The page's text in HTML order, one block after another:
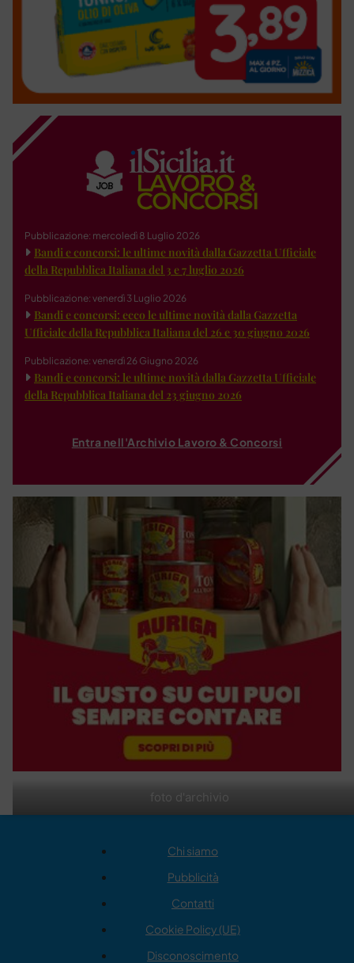
foto d'archivio
Pubblicazione: mercoledì 8 Luglio 2026
Bandi e concorsi: le ultime novità dalla Gazzetta Ufficiale
della Repubblica Italiana del 3 e 7 luglio 2026
Pubblicazione: venerdì 3 Luglio 2026
Bandi e concorsi: ecco le ultime novità dalla Gazzetta
Ufficiale della Repubblica Italiana del 26 e 30 giugno 2026
Pubblicazione: venerdì 26 Giugno 2026
Bandi e concorsi: le ultime novità dalla Gazzetta Ufficiale
della Repubblica Italiana del 23 giugno 2026
Entra nell'Archivio Lavoro & Concorsi
Chi siamo
Pubblicità
Contatti
Cookie Policy (UE)
Disconoscimento